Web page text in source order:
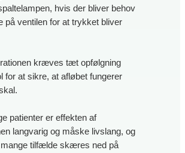
hvis der bliver behov
på ventilen for at trykket bliver
kræves tæt opfølgning
for at sikre, at afløbet fungerer
patienter er effekten af
langvarig og måske livslang, og
tilfælde skæres ned på